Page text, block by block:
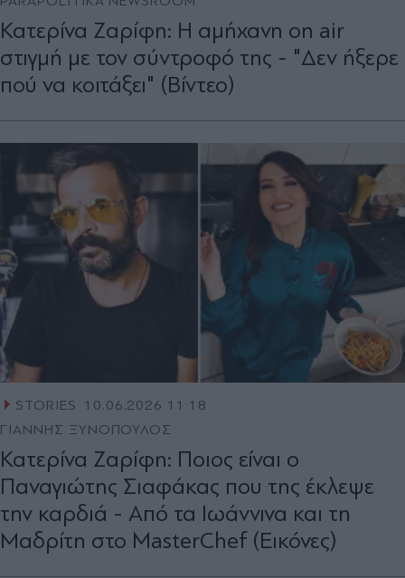
Κατερίνα Ζαρίφη: Η αμήχανη on air
στιγμή με τον σύντροφό της - "Δεν ήξερε
πού να κοιτάξει" (Βίντεο)
STORIES
10.06.2026 11:18
ΓΙΑΝΝΗΣ ΞΥΝΟΠΟΥΛΟΣ
Κατερίνα Ζαρίφη: Ποιος είναι ο
Παναγιώτης Σιαφάκας που της έκλεψε
την καρδιά - Από τα Ιωάννινα και τη
Μαδρίτη στο MasterChef (Εικόνες)